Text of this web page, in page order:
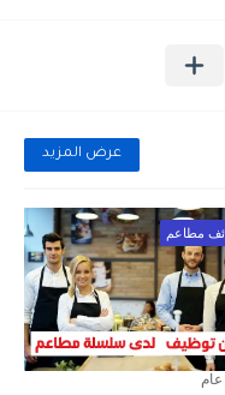
عرض المزيد
مطاعم
عام